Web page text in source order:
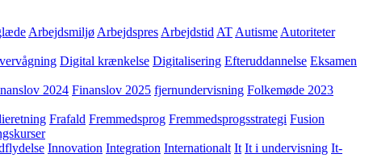
Arbejdsmiljø Arbejdspres Arbejdstid AT Autisme Autoriteter
Digital krænkelse Digitalisering Efteruddannelse Eksamen
2024 Finanslov 2025 fjernundervisning Folkemøde 2023
Frafald Fremmedsprog Fremmedsprogsstrategi Fusion
Innovation Integration Internationalt It It i undervisning It-